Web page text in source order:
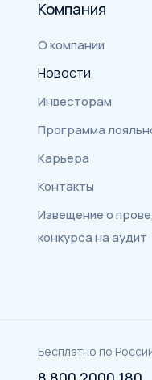
Компания
О компании
Новости
Инвесторам
Программа
Карьера
Контакты
Извещение о
конкурса на аудит
Бесплатно по